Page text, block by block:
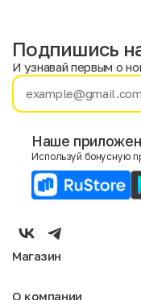
Имя
E-mail
Мужской
Подпишись
И узнавай первым о
Наше
Используй бонусную
Магазин
О компании